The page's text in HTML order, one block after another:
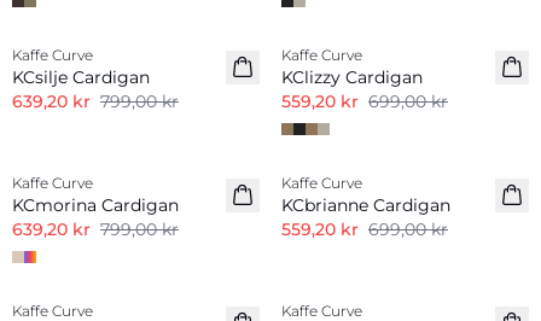
-20%
Kaffe Curve
KCsilje Cardigan
639,20 kr 799,00 kr
-20%
Kaffe Curve
KClizzy Cardigan
559,20 kr 699,00 kr
Kaffe Curve
KCmorina Cardigan
639,20 kr 799,00 kr
-20%
Kaffe Curve
KCbrianne Cardigan
559,20 kr 699,00 kr
-50%
Kaffe Curve Kaffe Curve